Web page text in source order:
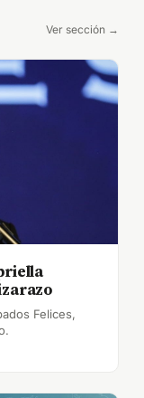
Ver sección →
Felices,